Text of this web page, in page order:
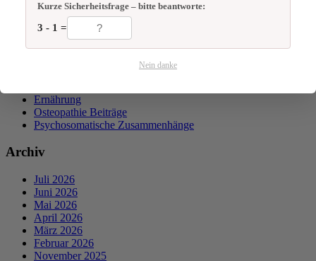
Ernährung
Osteopathie Beiträge
Psychosomatische Zusammenhänge
Archiv
Juli 2026
Juni 2026
Mai 2026
April 2026
März 2026
Februar 2026
November 2025
Kurze Sicherheitsfrage – bitte beantworte:
3 - 1 =
Nein danke